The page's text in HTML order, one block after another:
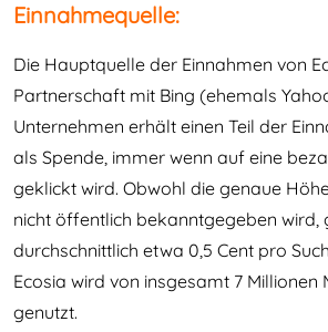
Einnahmequelle:
Die Hauptquelle der Einnahmen von
Partnerschaft mit Bing (ehemals
Unternehmen erhält einen Teil der
als Spende, immer wenn auf eine
geklickt wird. Obwohl die genaue
nicht öffentlich bekanntgegeben wird,
durchschnittlich etwa 0,5 Cent pro
Ecosia wird von insgesamt 7 Millionen
genutzt.